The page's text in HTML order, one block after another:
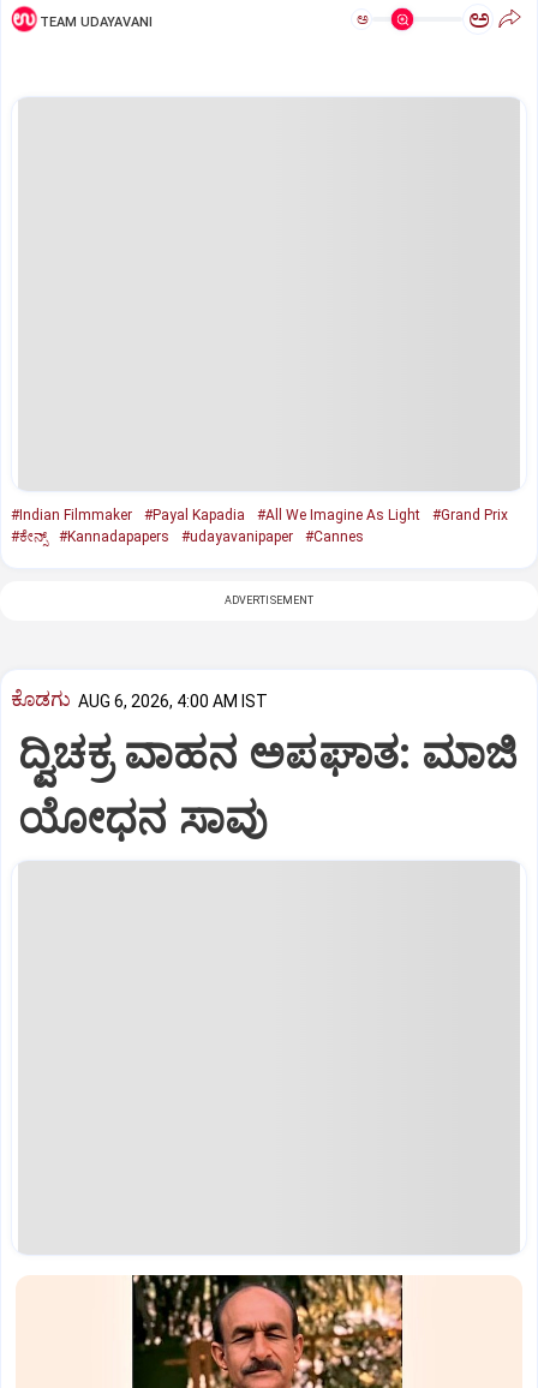
TEAM UDAYAVANI ಅ ಅ
#Indian Filmmaker #Payal Kapadia #All We Imagine As Light
#Grand Prix
#ಕೇನ್ಸ್‌
#Kannadapapers #udayavanipaper #Cannes
ADVERTISEMENT
ಕೊಡಗು AUG 6, 2026, 4:00 AM IST
ದ್ವಿಚಕ್ರ ವಾಹನ ಅಪಘಾತ: ಮಾಜಿ
ಯೋಧನ ಸಾವು